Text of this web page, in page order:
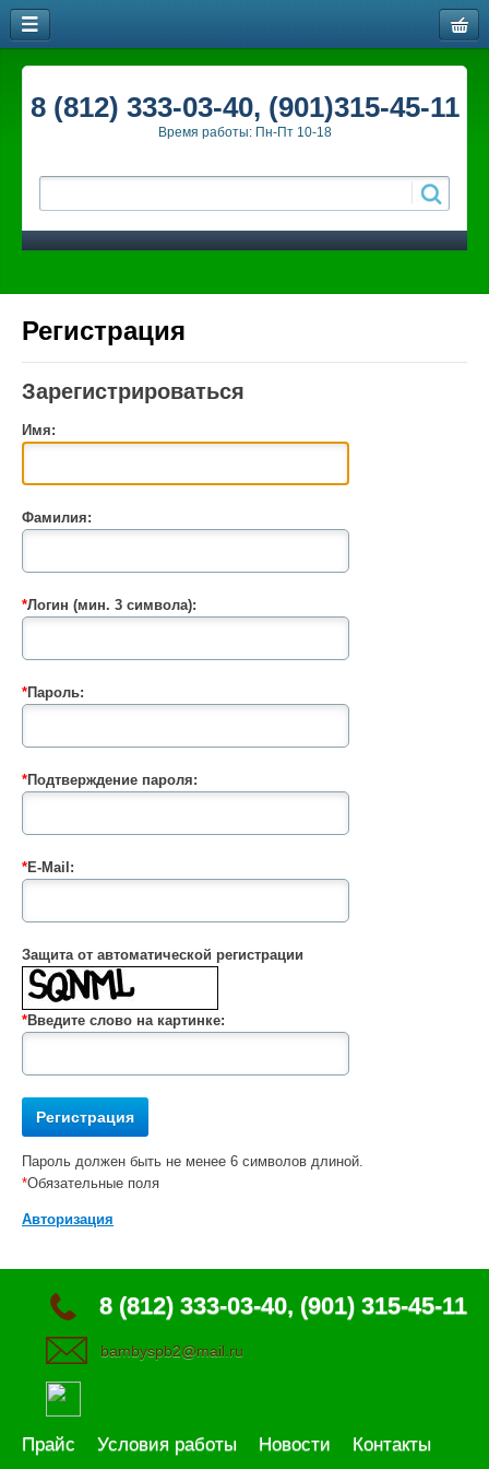
8 (812) 333-03-40, (901)315-45-11
Время работы: Пн-Пт 10-18
Регистрация
Зарегистрироваться
Имя:
Фамилия:
*Логин (мин. 3 символа):
*Пароль:
*Подтверждение пароля:
*E-Mail:
Защита от автоматической регистрации
*Введите слово на картинке:
Пароль должен быть не менее 6 символов длиной.
*Обязательные поля
Авторизация
8 (812) 333-03-40, (901) 315-45-11
bambyspb2@mail.ru
Прайс Условия работы Новости Контакты